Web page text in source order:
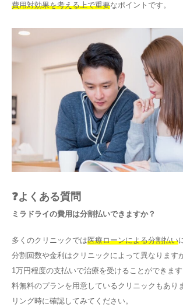
費用対効果を考える上で重要なポイントです。
❓よくある質問
ミラドライの費用は分割払いできますか？
多くのクリニックでは医療ローンによる分割払い
分割回数や金利はクリニックによって異なります
1万円程度の支払いで治療を受けることができま
料無料のプランを用意しているクリニックもあり
リング時に確認してみてください。